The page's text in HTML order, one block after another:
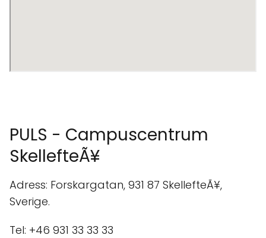
PULS - Campuscentrum
SkellefteÃ¥
Adress: Forskargatan, 931 87 SkellefteÃ¥,
Sverige.
Tel: +46 931 33 33 33